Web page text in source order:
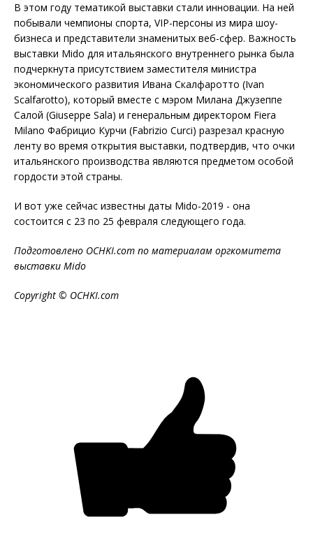
В этом году тематикой выставки стали инновации. На ней
побывали чемпионы спорта, VIP-персоны из мира шоу-
бизнеса и представители знаменитых веб-сфер. Важность
выставки Mido для итальянского внутреннего рынка была
подчеркнута присутствием заместителя министра
экономического развития Ивана Скалфаротто (Ivan
Scalfarotto), который вместе с мэром Милана Джузеппе
Салой (Giuseppe Sala) и генеральным директором Fiera
Milano Фабрицио Курчи (Fabrizio Curci) разрезал красную
ленту во время открытия выставки, подтвердив, что очки
итальянского производства являются предметом особой
гордости этой страны.
И вот уже сейчас известны даты Mido-2019 - она
состоится с 23 по 25 февраля следующего года.
Подготовлено OCHKI.com по материалам оргкомитета
выставки Mido
Copyright © OCHKI.com